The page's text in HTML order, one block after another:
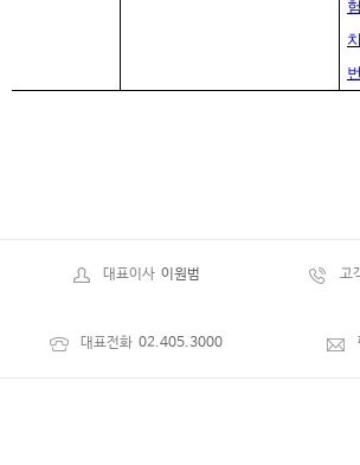
대표이사 이원범 고
대표전화 02.405.3000